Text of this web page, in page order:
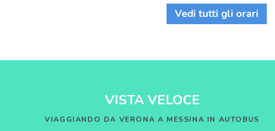
Vedi tutti gli orari
VISTA VELOCE
VIAGGIANDO DA VERONA A MESSINA IN AUTOBUS